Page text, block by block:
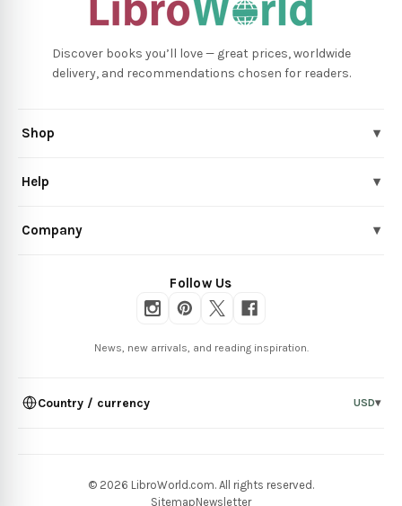
Discover books you’ll love — great prices, worldwide
delivery, and recommendations chosen for readers.
Shop ▾
Help ▾
Company ▾
Follow Us
News, new arrivals, and reading inspiration.
Country / currency USD▾
© 2026 LibroWorld.com. All rights reserved.
SitemapNewsletter